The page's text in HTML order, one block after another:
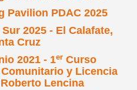
Pavilion PDAC 2025
2025 - El Calafate,
Cruz
2021 - 1erCurso
y Licencia
Lencina